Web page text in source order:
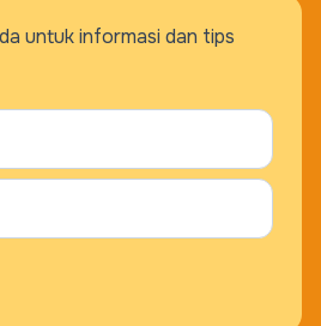
untuk informasi dan tips